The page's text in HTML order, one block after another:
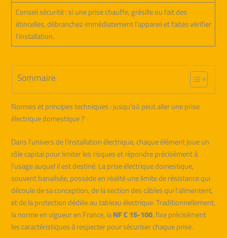
Conseil sécurité : si une prise chauffe, grésille ou fait des
étincelles, débranchez immédiatement l’appareil et faites vérifier
l’installation.
Sommaire
Normes et principes techniques : jusqu’où peut aller une prise
électrique domestique ?
Dans l’univers de l’installation électrique, chaque élément joue un
rôle capital pour limiter les risques et répondre précisément à
l’usage auquel il est destiné. La prise électrique domestique,
souvent banalisée, possède en réalité une limite de résistance qui
découle de sa conception, de la section des câbles qui l’alimentent,
et de la protection dédiée au tableau électrique. Traditionnellement,
la norme en vigueur en France, laNF C 15-100, fixe précisément
les caractéristiques à respecter pour sécuriser chaque prise.